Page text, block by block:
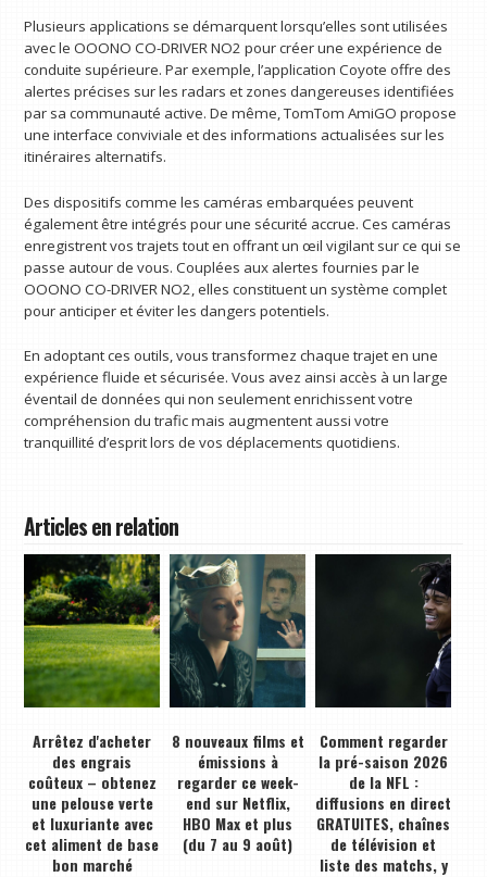
Plusieurs applications se démarquent lorsqu’elles sont utilisées
avec le OOONO CO-DRIVER NO2 pour créer une expérience de
conduite supérieure. Par exemple, l’application Coyote offre des
alertes précises sur les radars et zones dangereuses identifiées
par sa communauté active. De même, TomTom AmiGO propose
une interface conviviale et des informations actualisées sur les
itinéraires alternatifs.
Des dispositifs comme les caméras embarquées peuvent
également être intégrés pour une sécurité accrue. Ces caméras
enregistrent vos trajets tout en offrant un œil vigilant sur ce qui se
passe autour de vous. Couplées aux alertes fournies par le
OOONO CO-DRIVER NO2, elles constituent un système complet
pour anticiper et éviter les dangers potentiels.
En adoptant ces outils, vous transformez chaque trajet en une
expérience fluide et sécurisée. Vous avez ainsi accès à un large
éventail de données qui non seulement enrichissent votre
compréhension du trafic mais augmentent aussi votre
tranquillité d’esprit lors de vos déplacements quotidiens.
Articles en relation
Arrêtez d'acheter
des engrais
coûteux – obtenez
une pelouse verte
et luxuriante avec
cet aliment de base
bon marché
8 nouveaux films et
émissions à
regarder ce week-
end sur Netflix,
HBO Max et plus
(du 7 au 9 août)
Comment regarder
la pré-saison 2026
de la NFL :
diffusions en direct
GRATUITES, chaînes
de télévision et
liste des matchs, y